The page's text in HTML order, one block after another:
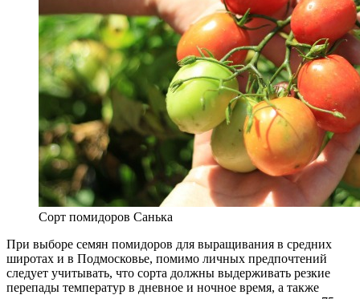
Сорт помидоров Санька
При выборе семян помидоров для выращивания в средних
широтах и в Подмосковье, помимо личных предпочтений
следует учитывать, что сорта должны выдерживать резкие
перепады температур в дневное и ночное время, а также